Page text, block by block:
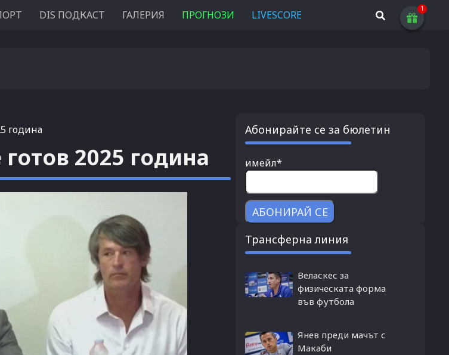
DIS ПОДКАСТ ГАЛЕРИЯ ПРОГНОЗИ LIVESCORE
година
2025 година
Абонирайте се за бюлетин
имейл*
Трансферна линия
Веласкес за
физическата форма
във футбола
Янев преди мачът с
Макаби